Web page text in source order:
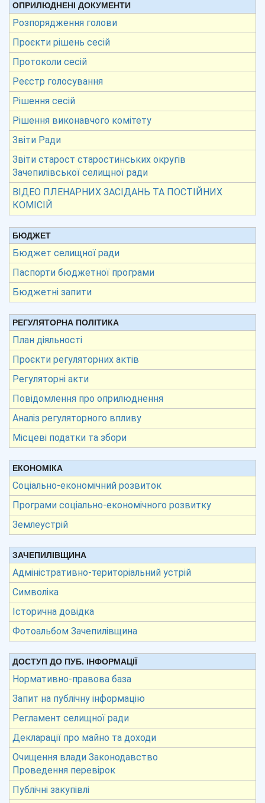
ОПРИЛЮДНЕНІ ДОКУМЕНТИ
Розпорядження голови
Проєкти рішень сесій
Протоколи сесій
Реєстр голосування
Рішення сесій
Рішення виконавчого комітету
Звіти Ради
Звіти старост старостинських округів
Зачепилівської селищної ради
ВІДЕО ПЛЕНАРНИХ ЗАСІДАНЬ ТА ПОСТІЙНИХ
КОМІСІЙ
БЮДЖЕТ
Бюджет селищної ради
Паспорти бюджетної програми
Бюджетні запити
РЕГУЛЯТОРНА ПОЛІТИКА
План діяльності
Проєкти регуляторних актів
Регуляторні акти
Повідомлення про оприлюднення
Аналіз регуляторного впливу
Місцеві податки та збори
ЕКОНОМІКА
Соціально-економічний розвиток
Програми соціально-економічного розвитку
Землеустрій
ЗАЧЕПИЛІВЩИНА
Адміністративно-територіальний устрій
Символіка
Історична довідка
Фотоальбом Зачепилівщина
ДОСТУП ДО ПУБ. ІНФОРМАЦІЇ
Нормативно-правова база
Запит на публічну інформацію
Регламент селищної ради
Декларації про майно та доходи
Очищення влади Законодавство
Проведення перевірок
Публічні закупівлі